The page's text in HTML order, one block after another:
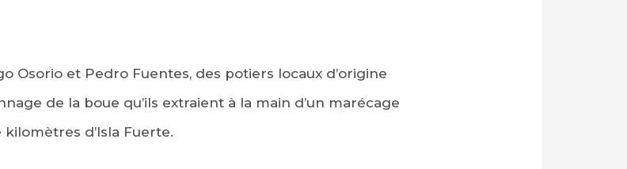
Osorio et Pedro Fuentes, des potiers locaux d’origine
de la boue qu’ils extraient à la main d’un marécage
d’Isla Fuerte.